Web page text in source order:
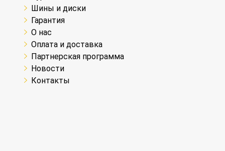
Шины и диски
Гарантия
О нас
Оплата и доставка
Партнерская программа
Новости
Контакты